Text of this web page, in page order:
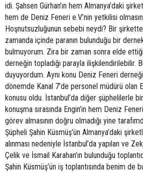
idi. Şahsen Gürhan’ın hem Almanya’daki
hem de Deniz Feneri e.V.’nin yetkilisi
Hoşnutsuzluğunun sebebi neydi? Bir şirkette
zamanda içinde paranın bulunduğu bir
bulmuyorum. Zira bir zaman sonra elde
derneğin topladığı parayla ilişkilendirilebilir.
duyuyordum. Aynı konu Deniz Feneri
dönemde Kanal 7’de personel müdürü olan
konusu oldu. İstanbul’da diğer şüphelilerle
konuşma sırasında Engin’in hem Deniz
görev almasının doğru olmadığı yine
Şüpheli Şahin Küsmüş’ün Almanya’daki
alınması nedeniyle İstanbul’da yapılan ve
Çelik ve İsmail Karahan’ın bulunduğu
Şahin Küsmüş’ün iş toplantısında benim de